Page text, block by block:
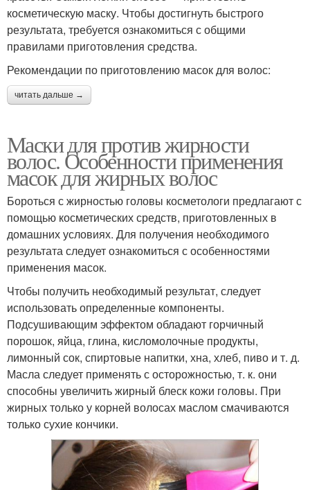
косметическую маску. Чтобы достигнуть быстрого
результата, требуется ознакомиться с общими
правилами приготовления средства.
Рекомендации по приготовлению масок для волос:
читать дальше →
Маски для против жирности
волос. Особенности применения
масок для жирных волос
Бороться с жирностью головы косметологи предлагают с
помощью косметических средств, приготовленных в
домашних условиях. Для получения необходимого
результата следует ознакомиться с особенностями
применения масок.
Чтобы получить необходимый результат, следует
использовать определенные компоненты.
Подсушивающим эффектом обладают горчичный
порошок, яйца, глина, кисломолочные продукты,
лимонный сок, спиртовые напитки, хна, хлеб, пиво и т. д.
Масла следует применять с осторожностью, т. к. они
способны увеличить жирный блеск кожи головы. При
жирных только у корней волосах маслом смачиваются
только сухие кончики.